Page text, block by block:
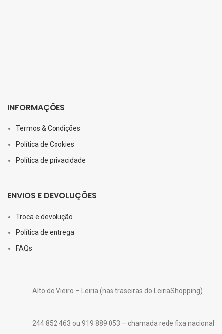
INFORMAÇÕES
Termos & Condições
Política de Cookies
Política de privacidade
ENVIOS E DEVOLUÇÕES
Troca e devolução
Política de entrega
FAQs
Alto do Vieiro – Leiria (nas traseiras do LeiriaShopping)
244 852 463 ou 919 889 053 – chamada rede fixa nacional